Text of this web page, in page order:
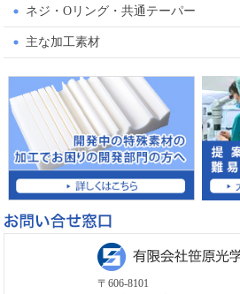
ネジ・Oリング・共通テーパー
主な加工素材
〒606-8101